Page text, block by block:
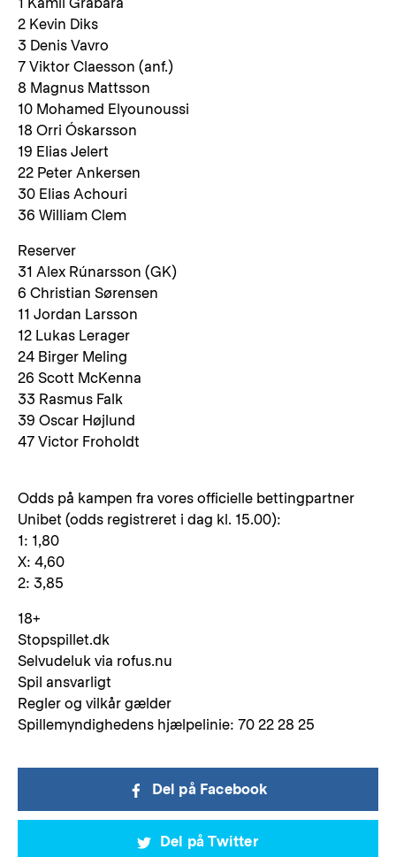
2 Kevin Diks
3 Denis Vavro
7 Viktor Claesson (anf.)
8 Magnus Mattsson
10 Mohamed Elyounoussi
18 Orri Óskarsson
19 Elias Jelert
22 Peter Ankersen
30 Elias Achouri
36 William Clem
Reserver
31 Alex Rúnarsson (GK)
6 Christian Sørensen
11 Jordan Larsson
12 Lukas Lerager
24 Birger Meling
26 Scott McKenna
33 Rasmus Falk
39 Oscar Højlund
47 Victor Froholdt
Odds på kampen fra vores officielle bettingpartner
Unibet (odds registreret i dag kl. 15.00):
1: 1,80
X: 4,60
2: 3,85
18+
Stopspillet.dk
Selvudeluk via rofus.nu
Spil ansvarligt
Regler og vilkår gælder
Spillemyndighedens hjælpelinie: 70 22 28 25
Del på Facebook
Del på Twitter